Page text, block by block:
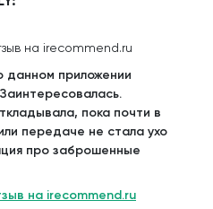
на irecommend.ru
данном приложении
пока почти в
передаче не стала ухо
про заброшенные
на irecommend.ru